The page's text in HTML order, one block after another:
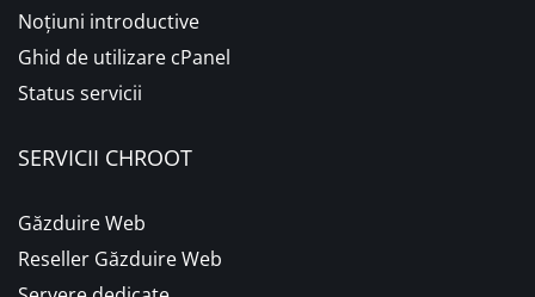
Noțiuni introductive
Ghid de utilizare cPanel
Status servicii
SERVICII CHROOT
Găzduire Web
Reseller Găzduire Web